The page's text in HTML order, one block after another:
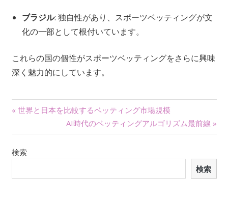
ブラジル: 独自性があり、スポーツベッティングが文
化の一部として根付いています。
これらの国の個性がスポーツベッティングをさらに興味
深く魅力的にしています。
投
稿
ナ
« 世界と日本を比較するベッティング市場規模
AI時代のベッティングアルゴリズム最前線 »
検索
検索